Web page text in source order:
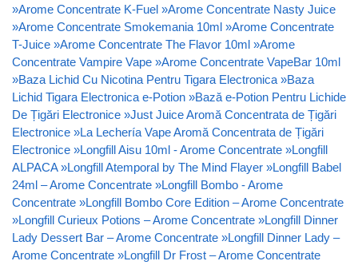
»Arome Concentrate K-Fuel »Arome Concentrate Nasty Juice
»Arome Concentrate Smokemania 10ml »Arome Concentrate
T-Juice »Arome Concentrate The Flavor 10ml »Arome
Concentrate Vampire Vape »Arome Concentrate VapeBar 10ml
»Baza Lichid Cu Nicotina Pentru Tigara Electronica »Baza
Lichid Tigara Electronica e-Potion »Bază e-Potion Pentru Lichide
De Țigări Electronice »Just Juice Aromă Concentrata de Țigări
Electronice »La Lechería Vape Aromă Concentrata de Țigări
Electronice »Longfill Aisu 10ml - Arome Concentrate »Longfill
ALPACA »Longfill Atemporal by The Mind Flayer »Longfill Babel
24ml – Arome Concentrate »Longfill Bombo - Arome
Concentrate »Longfill Bombo Core Edition – Arome Concentrate
»Longfill Curieux Potions – Arome Concentrate »Longfill Dinner
Lady Dessert Bar – Arome Concentrate »Longfill Dinner Lady –
Arome Concentrate »Longfill Dr Frost – Arome Concentrate